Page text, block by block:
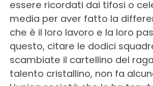
essere ricordati dai tifosi o
media per aver fatto la
che è il loro lavoro e la loro
questo, citare le dodici
scambiate il cartellino del
talento cristallino, non fa